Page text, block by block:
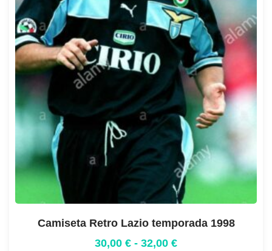
Camiseta Retro Lazio temporada 1998
30,00 € - 32,00 €